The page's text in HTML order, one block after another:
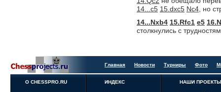
14...c5 15.dxc5 Nc4, но
14...Nxb4 15.Rfc1 e5
столкнулись с
Главная Новости Турниры Фото
О CHESSPRO.RU ИНДЕКС НАШИ ПРОЕКТЫ